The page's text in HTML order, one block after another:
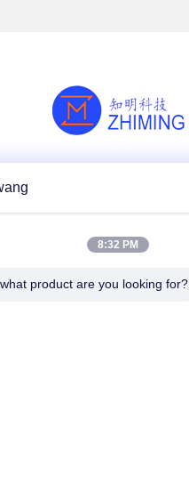
8:32 PM
product are you looking for?